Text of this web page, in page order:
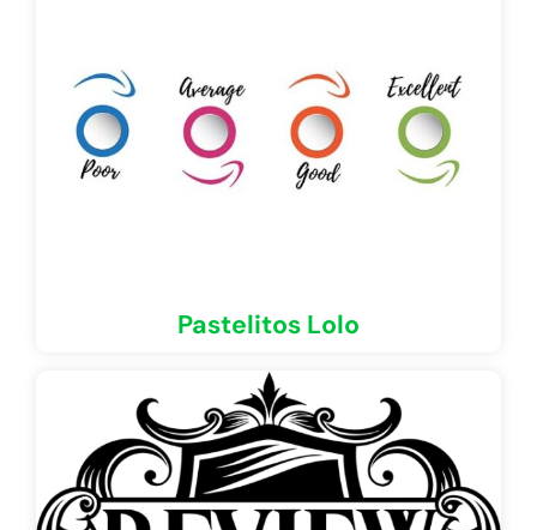
Pastelitos Lolo